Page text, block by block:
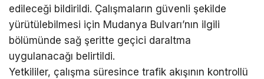
edileceği bildirildi. Çalışmaların güvenli şekilde
yürütülebilmesi için Mudanya Bulvarı’nın ilgili
bölümünde sağ şeritte geçici daraltma
uygulanacağı belirtildi.
Yetkililer, çalışma süresince trafik akışının kontrollü